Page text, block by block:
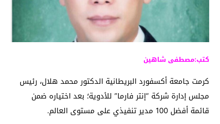
كتب:مصطفى شاهين
كرمت جامعة أكسفورد البريطانية الدكتور محمد هلال، رئيس
مجلس إدارة شركة “إنتر فارما” للأدوية؛ بعد اختياره ضمن
قائمة أفضل 100 مدير تنفيذي على مستوى العالم.